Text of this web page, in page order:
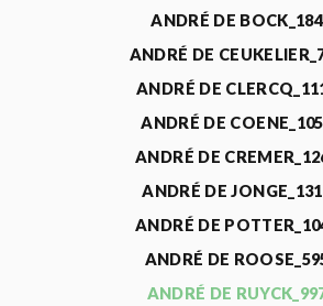
ANDRÉ DE
ANDRÉ DE
ANDRÉ DE
ANDRÉ DE
ANDRÉ DE
ANDRÉ DE
ANDRÉ DE
ANDRÉ DE
ANDRÉ DE